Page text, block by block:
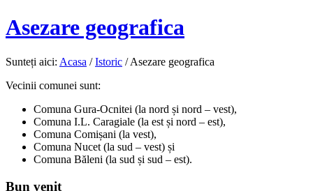
Asezare geografica
Sunteți aici: Acasa / Istoric / Asezare geografica
Vecinii comunei sunt:
Comuna Gura-Ocnitei (la nord și nord – vest),
Comuna I.L. Caragiale (la est și nord – est),
Comuna Comișani (la vest),
Comuna Nucet (la sud – vest) și
Comuna Băleni (la sud și sud – est).
Bun venit